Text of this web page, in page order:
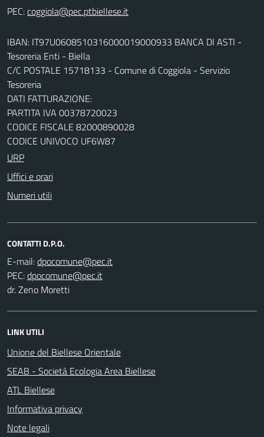
PEC:
IBAN: IT97U0608510316000019000933 BANCA DI ASTI -
Tesoreria Enti - Biella
C/C POSTALE 15718133 - Comune di Coggiola - Servizio
Tesoreria
DATI FATTURAZIONE:
PARTITA IVA 00378720023
CODICE FISCALE 82000890028
CODICE UNIVOCO UF6W87
URP
Uffici e orari
Numeri utili
CONTATTI D.P.O.
E-mail:
PEC:
dr. Zeno Moretti
LINK UTILI
Unione del Biellese Orientale
SEAB - Società Ecologia Area Biellese
ATL Biellese
Informativa privacy
Note legali